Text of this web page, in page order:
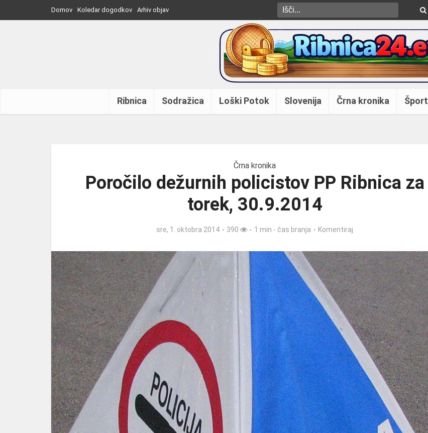
Domov Koledar dogodkov Arhiv objav
Ribnica Sodražica Loški Potok Slovenija Črna kronika Šport
Črna kronika
Poročilo dežurnih policistov PP Ribnica za
torek, 30.9.2014
sre, 1. oktobra 2014 390 1 min - čas branja Komentiraj